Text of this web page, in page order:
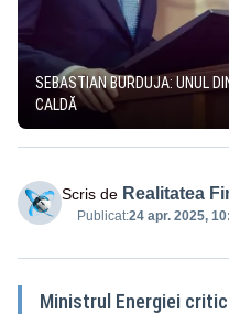
SEBASTIAN BURDUJA: UNUL
CALDĂ
Scris de Realitatea
Publicat:24 apr. 2025,
Ministrul Energiei